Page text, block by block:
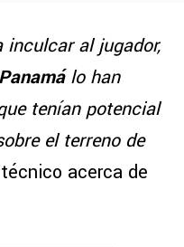
inculcar al jugador,
Panamálo han
tenían potencial
el terreno de
acerca de